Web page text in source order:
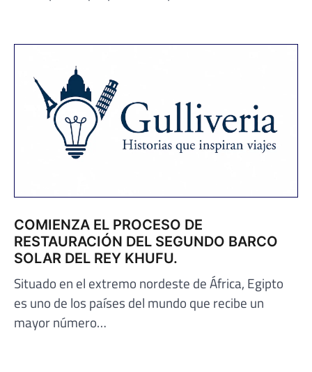
COMIENZA EL PROCESO DE
RESTAURACIÓN DEL SEGUNDO BARCO
SOLAR DEL REY KHUFU.
Situado en el extremo nordeste de África, Egipto
es uno de los países del mundo que recibe un
mayor número…